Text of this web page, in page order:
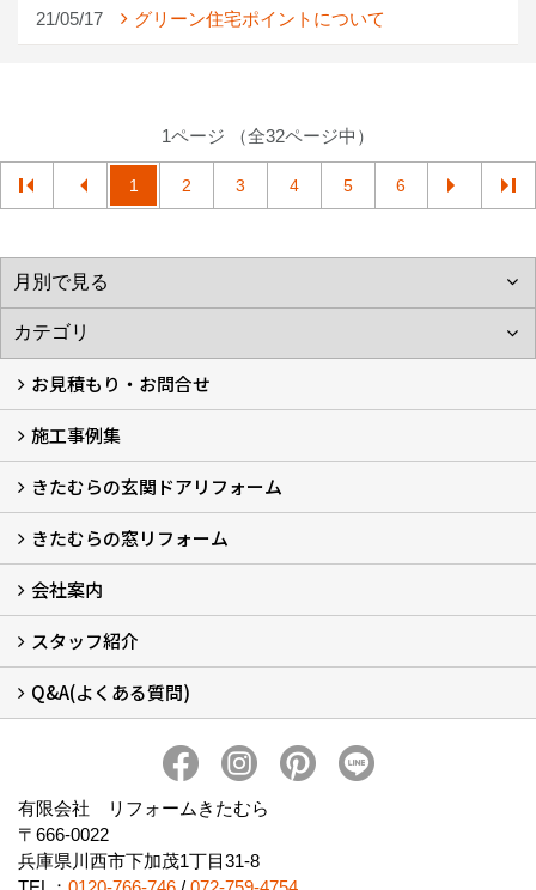
21/05/17 グリーン住宅ポイントについて
1ページ （全32ページ中）
1 2 3 4 5 6
お見積もり・お問合せ
LINEで概算見積もり
チャットで質問
問い合わせフォームから
オンライン相談
電話で相談
無料現地調査をご希望の方
施工事例集
玄関ドアリフォーム
玄関引戸リフォーム
勝手口ドアリフォーム
窓リフォーム
きたむらの玄関ドアリフォーム
玄関ドアリフォームについて
リシェントについて (23)
・玄関ドアバリエーション (52)
・玄関引戸バリエーション (44)
・勝手口ドアバリエーション (11)
安心の自社施工
無料点検
保証について
価格について
概算見積について (2)
きたむらの窓リフォーム
窓リフォームについて (5)
・内窓設置-LIXILインプラス
・内窓設置-AGCまどまど
・窓交換
・エコガラス交換
・防犯・防災ガラス交換
会社案内
会社概要 (2)
ブログ
アクセス
施工エリア
施工までの流れ
SNSインフォメーション
チャット機能
オンライン打合わせ
補助金について (2)
スタッフ紹介
スタッフ紹介
Q&A(よくある質問)
有限会社 リフォームきたむら
〒666-0022
兵庫県川西市下加茂1丁目31-8